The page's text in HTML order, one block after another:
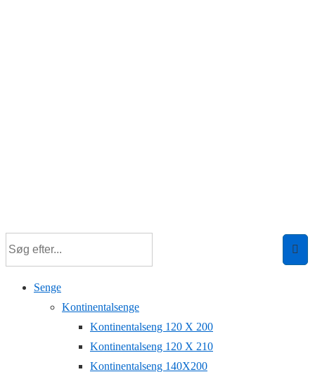
Senge
Kontinentalsenge
Kontinentalseng 120 X 200
Kontinentalseng 120 X 210
Kontinentalseng 140X200